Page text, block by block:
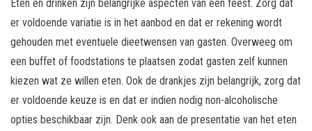
Eten en drinken zijn belangrijke aspecten van een feest. Zorg dat
er voldoende variatie is in het aanbod en dat er rekening wordt
gehouden met eventuele dieetwensen van gasten. Overweeg om
een buffet of foodstations te plaatsen zodat gasten zelf kunnen
kiezen wat ze willen eten. Ook de drankjes zijn belangrijk, zorg dat
er voldoende keuze is en dat er indien nodig non-alcoholische
opties beschikbaar zijn. Denk ook aan de presentatie van het eten